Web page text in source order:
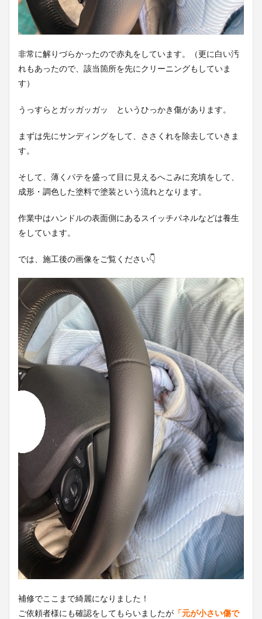
非常に解りづらかったので赤丸をしています。（更に白い汚
れもあったので、該当箇所を先にクリーニングもしていま
す）
うっすらとガッガッガッ というひっかき傷があります。
まずは先にサンディングをして、ささくれを除去していきま
す。
そして、薄くパテを盛って目に見えるへこみに充填をして、
成形・調色した塗料で塗装という流れとなります。
作業中はハンドルの表面側にあるスイッチパネルなどは養生
をしています。
では、施工後の画像をご覧ください👇
補修でここまで綺麗になりました！
ご依頼者様にも確認をしてもらいましたが 「元が小さい傷で